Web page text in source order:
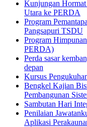
Kunjungan Hormat
Utara ke PERDA
Program
Pangsapuri TSDU
Program
PERDA)
Perda sasar
depan
Kursus
Bengkel Kajian
Pembangunan
Sambutan Hari
Penilaian
Aplikasi